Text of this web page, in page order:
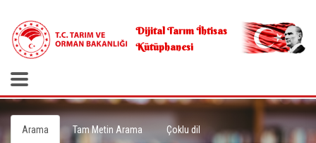
Dijital Tarım İhtisas
Kütüphanesi
Arama Tam Metin Arama Çoklu dil